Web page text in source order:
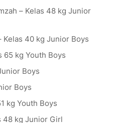
– Kelas 48 kg Junior
Kelas 40 kg Junior Boys
65 kg Youth Boys
Boys
Boys
kg Youth Boys
48 kg Junior Girl